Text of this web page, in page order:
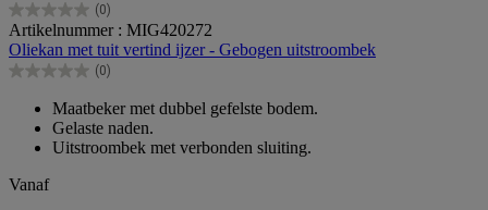
(0)
0.0
van
de
5
Artikelnummer : MIG420272
Oliekan met tuit vertind ijzer - Gebogen uitstroombek
(0)
0.0
sterren.
Maatbeker met dubbel gefelste bodem.
Gelaste naden.
Uitstroombek met verbonden sluiting.
Vanaf